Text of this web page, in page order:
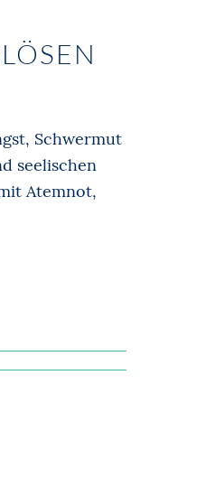
Schwermut
seelischen
Atemnot,